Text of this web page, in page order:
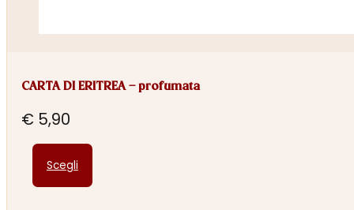
CARTA DI ERITREA – profumata
€ 5,90
Scegli
prodotto